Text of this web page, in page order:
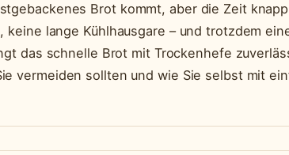
Brot kommt, aber die Zeit
keine lange Kühlhausgare – und trotzdem
das schnelle Brot mit Trockenhefe
vermeiden sollten und wie Sie selbst mit